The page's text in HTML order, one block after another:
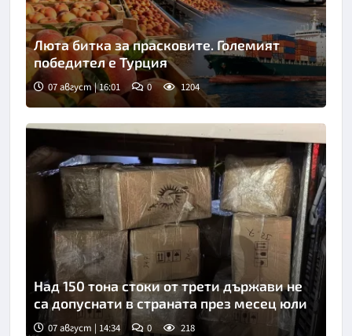
Люта битка за прасковите. Големият
победител е Турция
07 август | 16:01 0 1204
Над 150 тона стоки от трети държави не
са допуснати в страната през месец юли
07 август | 14:34 0 218